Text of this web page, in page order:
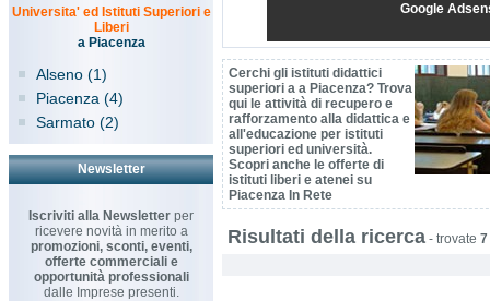
Universita' ed Istituti Superiori e
Liberi
a Piacenza
Alseno (1)
Piacenza (4)
Sarmato (2)
Newsletter
Iscriviti alla Newsletter per
ricevere novità in merito a
promozioni, sconti, eventi,
offerte commerciali e
opportunità professionali
dalle Imprese presenti.
Google
Cerchi gli istituti didattici
superiori a a Piacenza? Trova
qui le attività di recupero e
rafforzamento alla didattica e
all'educazione per istituti
superiori ed università.
Scopri anche le offerte di
istituti liberi e atenei su
Piacenza In Rete
Risultati della ricerca - trovate 7